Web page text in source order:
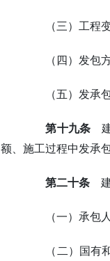
（三）工程
（四）发包方
（五）发承包
第十九条 建
额、施工过程中发承
第二十条 建
（一）承包人
（二）国有和